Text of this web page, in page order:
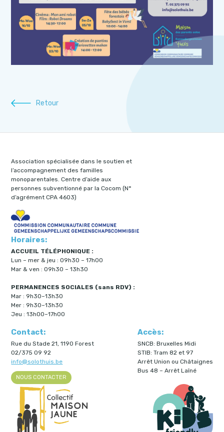
Retour
Association spécialisée dans le soutien et
l’accompagnement des familles
monoparentales. Centre d’aide aux
personnes subventionné par la Cocom (N°
d’agrément CPA 4603)
Horaires:
ACCUEIL TÉLÉPHONIQUE :
Lun – mer & jeu : 09h30 – 17h00
Mar & ven : 09h30 – 13h30
PERMANENCES SOCIALES (sans RDV) :
Mar : 9h30–13h30
Mer : 9h30–13h30
Jeu : 13h00–17h00
Contact:
Rue du Stade 21, 1190 Forest
02/375 09 92
info@solothuis.be
NOUS CONTACTER
Accès:
SNCB: Bruxelles Midi
STIB: Tram 82 et 97
Arrêt Union ou Châtaignes
Bus 48 – Arrêt Laîné